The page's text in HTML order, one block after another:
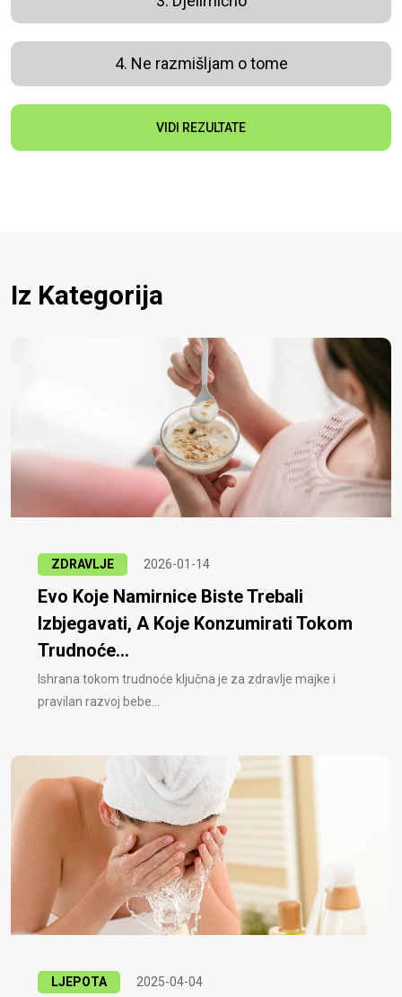
4. Ne razmišljam o tome
VIDI REZULTATE
Iz Kategorija
ZDRAVLJE 2026-01-14
Evo Koje Namirnice Biste Trebali
Izbjegavati, A Koje Konzumirati Tokom
Trudnoće...
Ishrana tokom trudnoće ključna je za zdravlje majke i
pravilan razvoj bebe...
LJEPOTA 2025-04-04